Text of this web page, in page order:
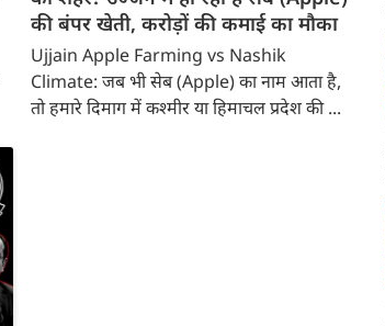
की बंपर खेती, करोड़ों की कमाई का मौका
Ujjain Apple Farming vs Nashik
Climate: जब भी सेब (Apple) का नाम आता है,
तो हमारे दिमाग में कश्मीर या हिमाचल प्रदेश की ...